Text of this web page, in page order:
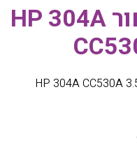
טונר שחור HP 304A